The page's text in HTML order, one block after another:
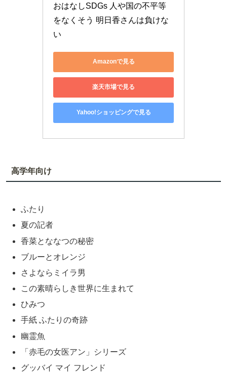
おはなしSDGs 人や国の不平等
をなくそう 明日香さんは負けな
い
Amazonで見る
楽天市場で見る
Yahoo!ショッピングで見る
高学年向け
ふたり
夏の記者
香菜とななつの秘密
ブルーとオレンジ
さよならミイラ男
この素晴らしき世界に生まれて
ひみつ
手紙 ふたりの奇跡
幽霊魚
「赤毛の女医アン」シリーズ
グッバイ マイ フレンド